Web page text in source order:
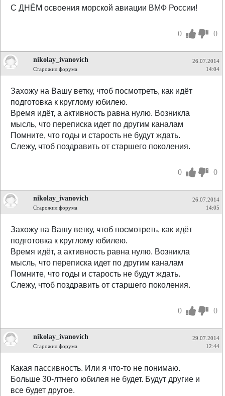
С ДНЁМ освоения морской авиации ВМФ России!
0 0
nikolay_ivanovich
Старожил форума
26.07.2014
14:04
Захожу на Вашу ветку, чтоб посмотреть, как идёт
подготовка к круглому юбилею.
Время идёт, а активность равна нулю. Возникла
мысль, что переписка идет по другим каналам
Помните, что годы и старость не будут ждать.
Слежу, чтоб поздравить от старшего поколения.
0 0
nikolay_ivanovich
Старожил форума
26.07.2014
14:05
Захожу на Вашу ветку, чтоб посмотреть, как идёт
подготовка к круглому юбилею.
Время идёт, а активность равна нулю. Возникла
мысль, что переписка идет по другим каналам
Помните, что годы и старость не будут ждать.
Слежу, чтоб поздравить от старшего поколения.
0 0
nikolay_ivanovich
Старожил форума
29.07.2014
12:44
Какая пассивность. Или я что-то не понимаю.
Больше 30-лтнего юбилея не будет. Будут другие и
все будет другое.